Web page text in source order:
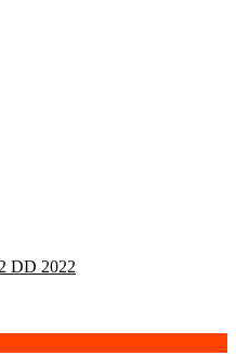
DD 2022